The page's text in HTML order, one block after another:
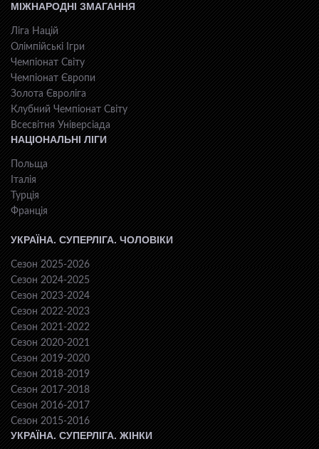
МІЖНАРОДНІ ЗМАГАННЯ
Ліга Націй
Олімпійські Ігри
Чемпіонат Світу
Чемпіонат Європи
Золота Євроліга
Клубний Чемпіонат Світу
Всесвiтня Унiверсiaда
НАЦІОНАЛЬНІ ЛІГИ
Польща
Італія
Турція
Франція
УКРАЇНА. СУПЕРЛІГА. ЧОЛОВІКИ
Сезон 2025-2026
Сезон 2024-2025
Сезон 2023-2024
Сезон 2022-2023
Сезон 2021-2022
Сезон 2020-2021
Сезон 2019-2020
Сезон 2018-2019
Сезон 2017-2018
Сезон 2016-2017
Сезон 2015-2016
УКРАЇНА. СУПЕРЛІГА. ЖІНКИ